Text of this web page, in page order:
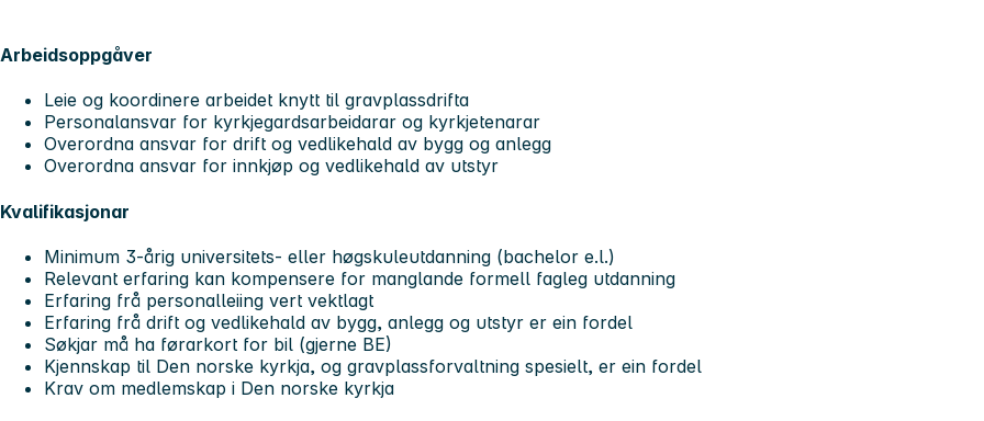
Arbeidsoppgåver
Leie og koordinere arbeidet knytt til gravplassdrifta
Personalansvar for kyrkjegardsarbeidarar og kyrkjetenarar
Overordna ansvar for drift og vedlikehald av bygg og anlegg
Overordna ansvar for innkjøp og vedlikehald av utstyr
Kvalifikasjonar
Minimum 3-årig universitets- eller høgskuleutdanning (bachelor e.l.)
Relevant erfaring kan kompensere for manglande formell fagleg utdanning
Erfaring frå personalleiing vert vektlagt
Erfaring frå drift og vedlikehald av bygg, anlegg og utstyr er ein fordel
Søkjar må ha førarkort for bil (gjerne BE)
Kjennskap til Den norske kyrkja, og gravplassforvaltning spesielt, er ein fordel
Krav om medlemskap i Den norske kyrkja